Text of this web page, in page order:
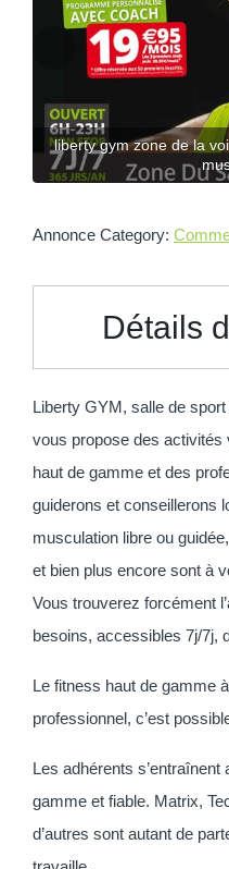
liberty gym zone de la
Annonce Category:
Détails
Liberty GYM, salle de
vous propose des activités
haut de gamme et des
guiderons et conseillerons
musculation libre ou
et bien plus encore sont à
Vous trouverez forcément
besoins, accessibles 7j/7j,
Le fitness haut de gamme
professionnel, c’est
Les adhérents
gamme et fiable. Matrix,
d’autres sont autant de